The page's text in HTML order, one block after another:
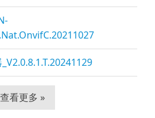
查看更多 »